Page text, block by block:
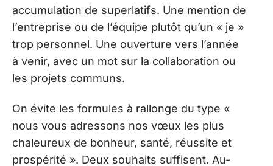
accumulation de superlatifs. Une mention de
l’entreprise ou de l’équipe plutôt qu’un « je »
trop personnel. Une ouverture vers l’année
à venir, avec un mot sur la collaboration ou
les projets communs.
On évite les formules à rallonge du type «
nous vous adressons nos vœux les plus
chaleureux de bonheur, santé, réussite et
prospérité ». Deux souhaits suffisent. Au-